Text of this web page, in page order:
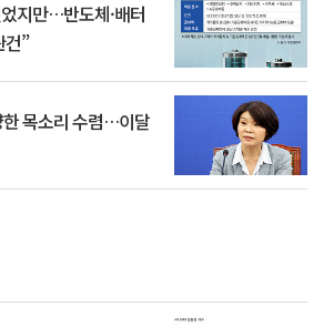
었지만…반도체·배터
건”
목소리 수렴…이달